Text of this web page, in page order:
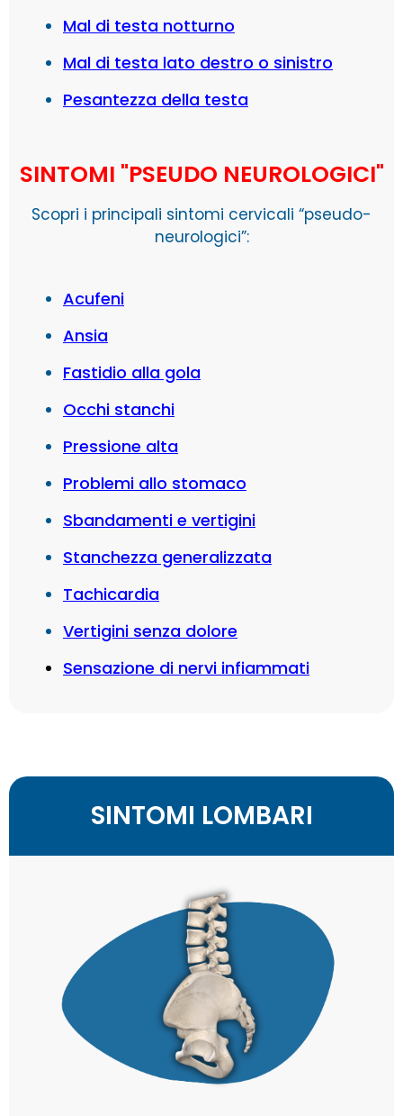
Mal di testa notturno
Mal di testa lato destro o sinistro
Pesantezza della testa
SINTOMI "PSEUDO NEUROLOGICI"
Scopri i principali sintomi cervicali “pseudo-
neurologici”:
Acufeni
Ansia
Fastidio alla gola
Occhi stanchi
Pressione alta
Problemi allo stomaco
Sbandamenti e vertigini
Stanchezza generalizzata
Tachicardia
Vertigini senza dolore
Sensazione di nervi infiammati
SINTOMI LOMBARI